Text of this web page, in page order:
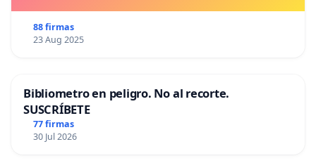
88 firmas
23 Aug 2025
Bibliometro en peligro. No al recorte.
SUSCRÍBETE
77 firmas
30 Jul 2026